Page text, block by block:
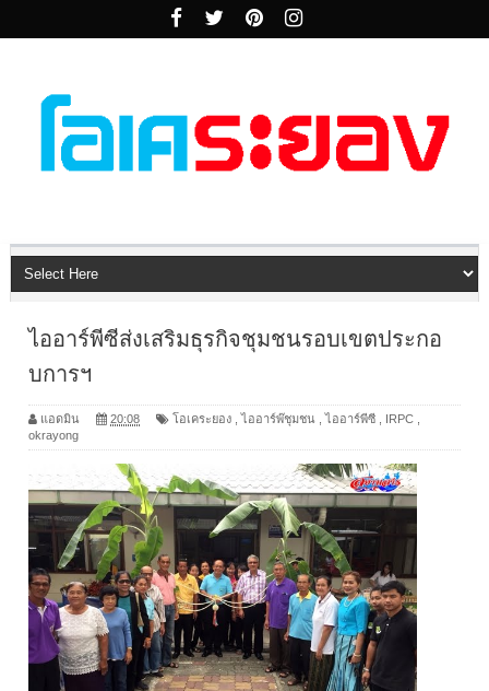
ไออาร์พีซีส่งเสริมธุรกิจชุมชนรอบเขตประกอ
บการฯ
แอดมิน 20:08 โอเคระยอง ,ไออาร์พ๊ชุมชน ,ไออาร์พีซี IRPC
okrayong